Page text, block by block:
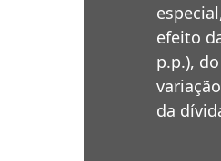
efeito
p.p.),
da